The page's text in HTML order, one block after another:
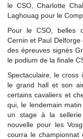
le CSO, Charlotte
Laghouag pour le
Pour le CSO, belles
Cernin et Paul
des épreuves signés
le podium de la finale
Spectaculaire, le cross
le grand hall et son
certains cavaliers et
qui, le lendemain
un stage à la sellerie
nouvelle pour les
courra le championnat